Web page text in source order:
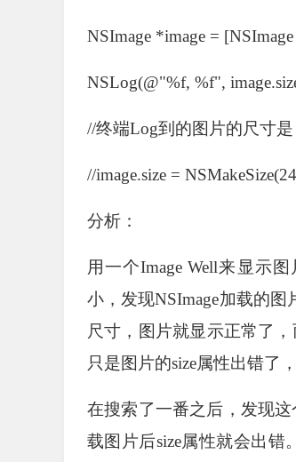
NSImage *image =
NSLog(@"%f, %f",
//终端Log到的图片的尺寸是
//image.size =
分析：
用一个Image Well来显示
小，发现NSImage加载的
尺寸，图片就显示正常了
只是图片的size属性出错了
在搜索了一番之后，发现这
载图片后size属性就会出错